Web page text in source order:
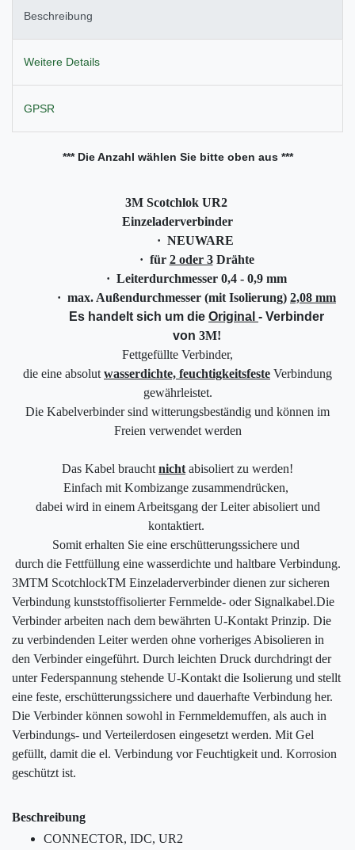
Beschreibung
Weitere Details
GPSR
*** Die Anzahl wählen Sie bitte oben aus ***
3M Scotchlok UR2
Einzeladerverbinder
· NEUWARE
· für 2 oder 3Drähte
· Leiterdurchmesser 0,4 - 0,9 mm
· max. Außendurchmesser (mit Isolierung) 2,08 mm
Es handelt sich um die Original - Verbinder
von 3M!
Fettgefüllte Verbinder,
die eine absolut wasserdichte, feuchtigkeitsfeste Verbindung
gewährleistet.
Die Kabelverbinder sind witterungsbeständig und können im
Freien verwendet werden
Das Kabel braucht nicht abisoliert zu werden!
Einfach mit Kombizange zusammendrücken,
dabei wird in einem Arbeitsgang der Leiter abisoliert und
kontaktiert.
Somit erhalten Sie eine erschütterungssichere und
durch die Fettfüllung eine wasserdichte und haltbare Verbindung.
3MTM ScotchlockTM Einzeladerverbinder dienen zur sicheren
Verbindung kunststoffisolierter Fernmelde- oder Signalkabel.Die
Verbinder arbeiten nach dem bewährten U-Kontakt Prinzip. Die
zu verbindenden Leiter werden ohne vorheriges Abisolieren in
den Verbinder eingeführt. Durch leichten Druck durchdringt der
unter Federspannung stehende U-Kontakt die Isolierung und stellt
eine feste, erschütterungssichere und dauerhafte Verbindung her.
Die Verbinder können sowohl in Fernmeldemuffen, als auch in
Verbindungs- und Verteilerdosen eingesetzt werden. Mit Gel
gefüllt, damit die el. Verbindung vor Feuchtigkeit und. Korrosion
geschützt ist.
Beschreibung
CONNECTOR, IDC, UR2